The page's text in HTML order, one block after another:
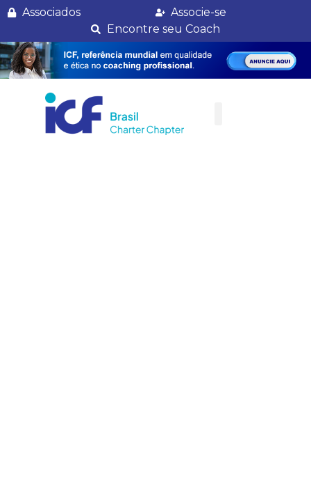
Associados
Associe-se
Encontre seu Coach